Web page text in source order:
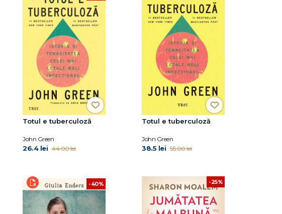
Totul e tuberculoză
John Green
26.4 lei 44.00 lei
Totul e tuberculoză
John Green
38.5 lei 55.00 lei
-40% -25%